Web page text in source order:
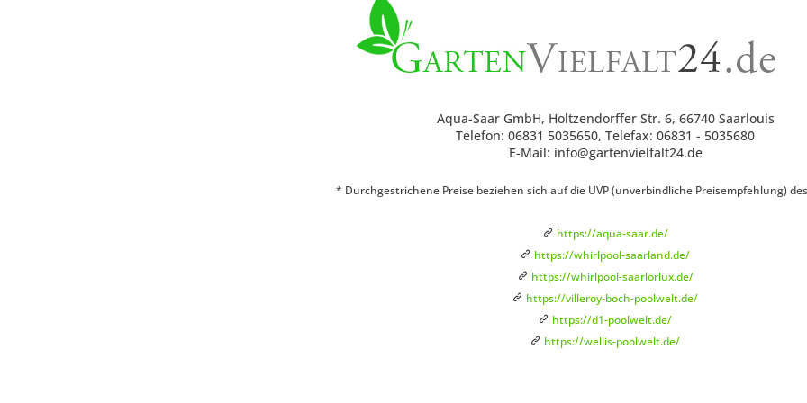
Aqua-Saar GmbH, Holtzendorffer Str. 6, 66740 Saarlouis
Telefon: 06831 5035650, Telefax: 06831 - 5035680
E-Mail: info@gartenvielfalt24.de
* Durchgestrichene Preise beziehen sich auf die UVP (unverbindliche Preisempfehlung)
https://aqua-saar.de/
https://whirlpool-saarland.de/
https://whirlpool-saarlorlux.de/
https://villeroy-boch-poolwelt.de/
https://d1-poolwelt.de/
https://wellis-poolwelt.de/